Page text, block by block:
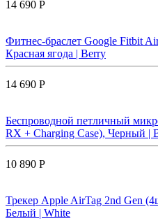
14 690 Р
Фитнес-браслет Google Fitbit
Красная ягода | Berry
14 690 Р
Беспроводной петличный
RX + Charging Case), Черный |
10 890 Р
Трекер Apple AirTag 2nd Gen
Белый | White